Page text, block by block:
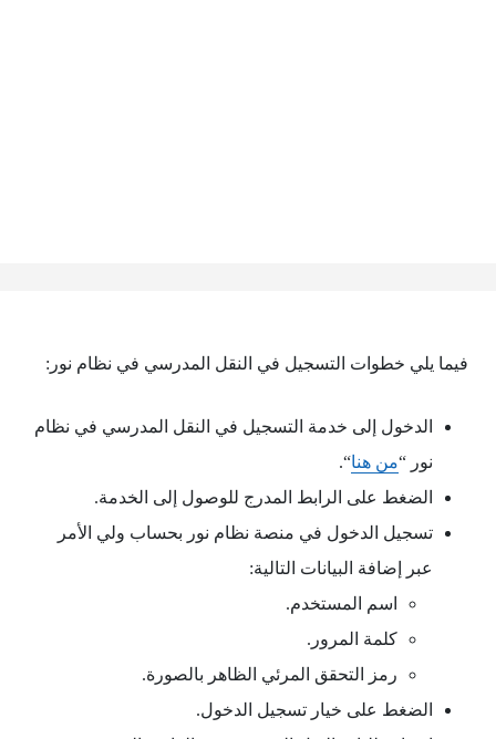
فيما يلي خطوات التسجيل في النقل المدرسي في نظام نور:
الدخول إلى خدمة التسجيل في النقل المدرسي في نظام
نور “من هنا“.
الضغط على الرابط المدرج للوصول إلى الخدمة.
تسجيل الدخول في منصة نظام نور بحساب ولي الأمر
عبر إضافة البيانات التالية:
اسم المستخدم.
كلمة المرور.
رمز التحقق المرئي الظاهر بالصورة.
الضغط على خيار تسجيل الدخول.